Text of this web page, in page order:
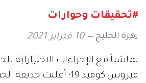
#تحقيقات وحوارات
زهرة الخليج 10 فبراير 2021
تماشياً مع الإجراءات الاحترازاية
فيروس كوفيد 19؛ أعلنت